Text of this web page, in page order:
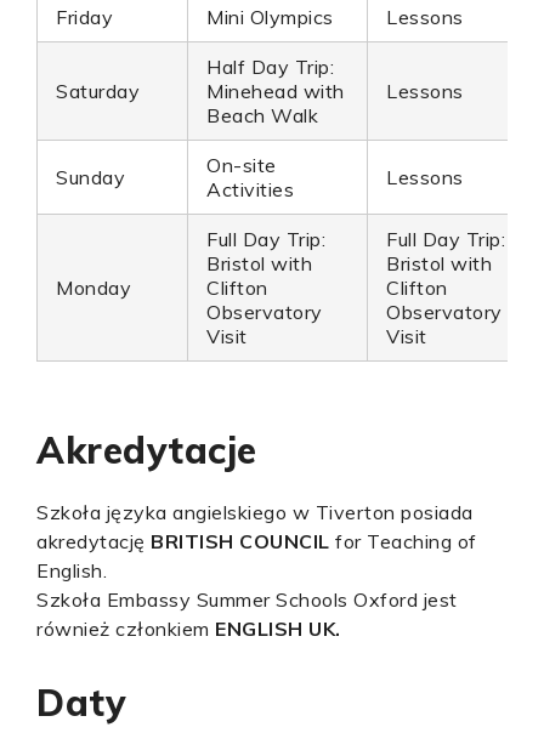
Friday Mini Olympics Lessons
Saturday
Half Day Trip:
Minehead with
Beach Walk
Lessons
Sunday
On-site
Activities
Lessons
Monday
Full Day Trip:
Bristol with
Clifton
Observatory
Visit
Full Day Trip:
Bristol with
Clifton
Observatory
Visit
Akredytacje
Szkoła języka angielskiego w Tiverton posiada
akredytację BRITISH COUNCIL for Teaching of
English.
Szkoła Embassy Summer Schools Oxford jest
również członkiem ENGLISH UK.
Daty